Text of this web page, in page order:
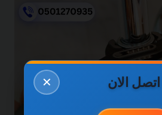
✕ اتصل الان